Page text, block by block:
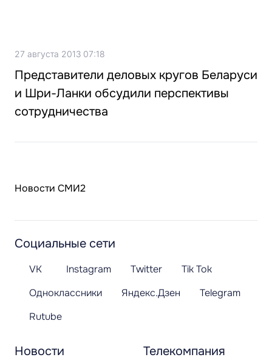
27 августа 2013 07:18
Представители деловых кругов Беларуси
и Шри-Ланки обсудили перспективы
сотрудничества
Новости СМИ2
Новости Телекомпания
Социальные сети
VK Instagram Twitter
Tik Tok
Одноклассники
Яндекс.Дзен
Telegram
Rutube